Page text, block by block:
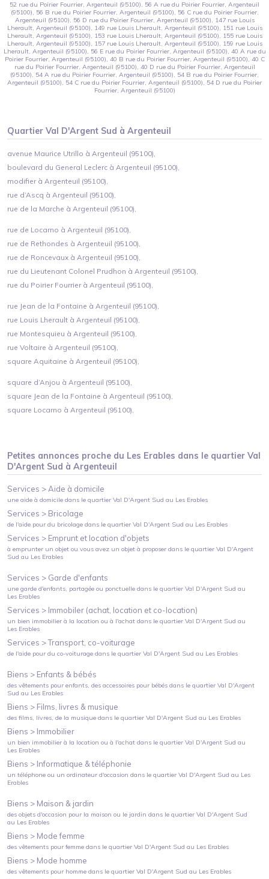
52 rue du Poirier Fourrier, Argenteuil (95100), 56 A rue du Poirier Fourrier, Argenteuil
(95100), 56 B rue du Poirier Fourrier, Argenteuil (95100), 56 C rue du Poirier Fourrier,
Argenteuil (95100), 56 D rue du Poirier Fourrier, Argenteuil (95100), 147 rue Louis
Lherault, Argenteuil (95100), 149 rue Louis Lherault, Argenteuil (95100), 151 rue Louis
Lherault, Argenteuil (95100), 153 rue Louis Lherault, Argenteuil (95100), 155 rue Louis
Lherault, Argenteuil (95100), 157 rue Louis Lherault, Argenteuil (95100), 159 rue Louis
Lherault, Argenteuil (95100), 56 E rue du Poirier Fourrier, Argenteuil (95100), 40 A rue du
Poirier Fourrier, Argenteuil (95100), 40 B rue du Poirier Fourrier, Argenteuil (95100), 40 C
rue du Poirier Fourrier, Argenteuil (95100), 40 D rue du Poirier Fourrier, Argenteuil
(95100), 54 A rue du Poirier Fourrier, Argenteuil (95100), 54 B rue du Poirier Fourrier,
Argenteuil (95100), 54 C rue du Poirier Fourrier, Argenteuil (95100), 54 D rue du Poirier
Fourrier, Argenteuil (95100)
QuartierVal D'Argent Sud àArgenteuil
avenue Maurice Utrillo à Argenteuil (95100),
boulevard du General Leclerc à Argenteuil (95100),
modifier à Argenteuil (95100),
rue d’Ascq à Argenteuil (95100),
rue de la Marche à Argenteuil (95100),
rue de Locarno à Argenteuil (95100),
rue de Rethondes à Argenteuil (95100),
rue de Roncevaux à Argenteuil (95100),
rue du Lieutenant Colonel Prudhon à Argenteuil (95100),
rue du Poirier Fourrier à Argenteuil (95100),
rue Jean de la Fontaine à Argenteuil (95100),
rue Louis Lherault à Argenteuil (95100),
rue Montesquieu à Argenteuil (95100),
rue Voltaire à Argenteuil (95100),
square Aquitaine à Argenteuil (95100),
square d’Anjou à Argenteuil (95100),
square Jean de la Fontaine à Argenteuil (95100),
square Locarno à Argenteuil (95100),
Petites annonces proche du Les Erables dans le quartier Val
D'Argent Sud àArgenteuil
Services > Aide à domicile
une aide à domicile dans le quartierVal D'Argent Sud au Les Erables
Services > Bricolage
de l'aide pour du bricolage dans le quartierVal D'Argent Sud au Les Erables
Services > Emprunt et location d'objets
à emprunter un objet ou vous avez un objet à proposer dans le quartierVal D'Argent
Sud au Les Erables
Services > Garde d'enfants
une garde d'enfants, partagée ou ponctuelle dans le quartierVal D'Argent Sud au
Les Erables
Services > Immobiler (achat, location et co-location)
un bien immobilier à la location ou à l'achat dans le quartierVal D'Argent Sud au
Les Erables
Services >Transport, co-voiturage
de l'aide pour du co-voiturage dans le quartierVal D'Argent Sud au Les Erables
Biens > Enfants & bébés
des vêtements pour enfants, des accessoires pour bébés dans le quartierVal D'Argent
Sud au Les Erables
Biens > Films, livres & musique
des films, livres, de la musique dans le quartierVal D'Argent Sud au Les Erables
Biens > Immobilier
un bien immobilier à la location ou à l'achat dans le quartierVal D'Argent Sud au
Les Erables
Biens > Informatique & téléphonie
un téléphone ou un ordinateur d'occasion dans le quartierVal D'Argent Sud au Les
Erables
Biens > Maison & jardin
des objets d'occasion pour la maison ou le jardin dans le quartierVal D'Argent Sud
au Les Erables
Biens > Mode femme
des vêtements pour femme dans le quartierVal D'Argent Sud au Les Erables
Biens > Mode homme
des vêtements pour homme dans le quartierVal D'Argent Sud au Les Erables